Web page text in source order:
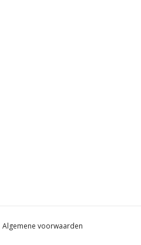
Algemene voorwaarden